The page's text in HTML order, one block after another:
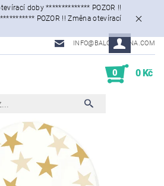
doby ************** POZOR !!
POZOR !! Změna otevírací
INFO@BALONKARNA.COM
0 0 Kč